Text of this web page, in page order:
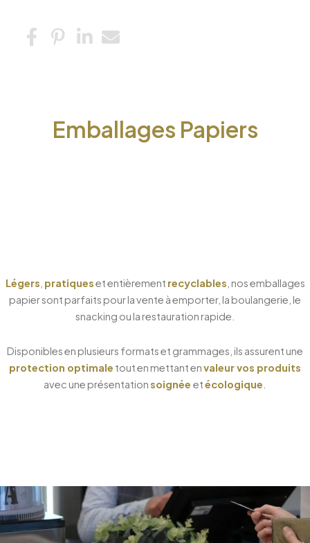
Emballages Papiers
Légers pratiqueset entièrement recyclables , nos emballages
papier sont parfaits pour la vente à emporter, la boulangerie, le
snacking ou la restauration rapide.
Disponibles en plusieurs formats et grammages, ils assurent une
protection optimale tout en mettant envaleur vos produits
avec une présentationsoignée etécologique